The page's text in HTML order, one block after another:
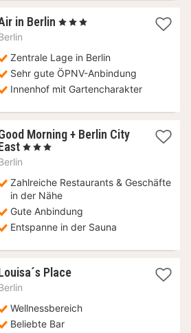
in Berlin 1
112,88
€
, 3 Sterne
Zentrale Lage in Berlin
Sehr gute ÖPNV-Anbindung
Innenhof mit Gartencharakter
Morning + Berlin City
1
Nacht
55,90
€
, 3 Sterne
Zahlreiche Restaurants & Geschäfte
in der Nähe
Gute Anbindung
Entspanne in der Sauna
Place1
328,95
Wellnessbereich
Beliebte Bar